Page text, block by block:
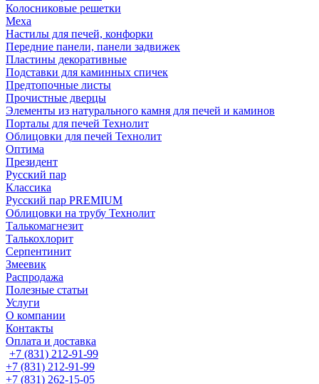
Колосниковые решетки
Меха
Настилы для печей, конфорки
Передние панели, панели задвижек
Пластины декоративные
Подставки для каминных спичек
Предтопочные листы
Прочистные дверцы
Элементы из натурального камня для печей и каминов
Порталы для печей Технолит
Облицовки для печей Технолит
Оптима
Президент
Русский пар
Классика
Русский пар PREMIUM
Облицовки на трубу Технолит
Талькомагнезит
Талькохлорит
Серпентинит
Змеевик
Распродажа
Полезные статьи
Услуги
О компании
Контакты
Оплата и доставка
+7 (831) 212-91-99
+7 (831) 212-91-99
+7 (831) 262-15-05